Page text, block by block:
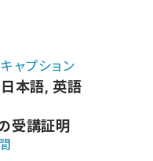
キャプション
日本語, 英語
受講証明